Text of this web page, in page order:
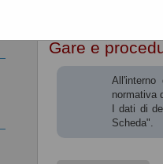
Gare e
normativa
I dati di
Scheda".